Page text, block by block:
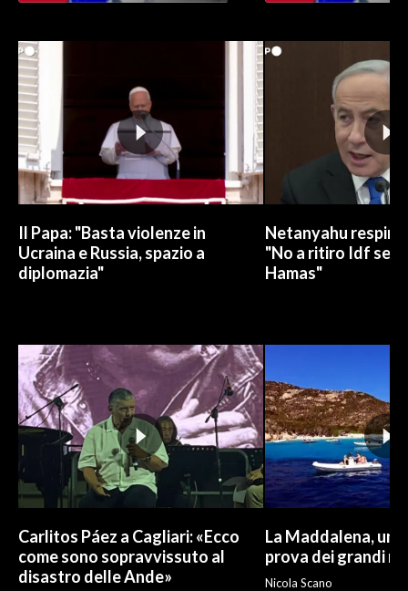
INFO AZIENDE
ABBONATI
ANNUNCI
NECROLOGI
PUBBLICITÀ
STORE
Il Papa: "Basta violenze in
Ucraina e Russia, spazio a
diplomazia"
Netanyahu
"No a ritiro Idf
Hamas"
Carlitos Páez a Cagliari: «Ecco
come sono sopravvissuto al
disastro delle Ande»
La Maddalena, un
prova dei grandi
Nicola Scano